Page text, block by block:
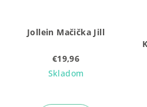
Jollein Mačička Jill
€19,96
Skladom